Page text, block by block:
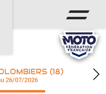
(18)
26/07/2026